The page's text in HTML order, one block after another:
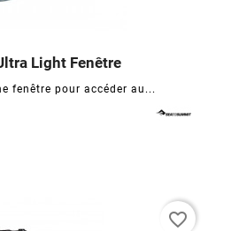
Light Fenêtre
fenêtre pour accéder au...
 
favorite_border